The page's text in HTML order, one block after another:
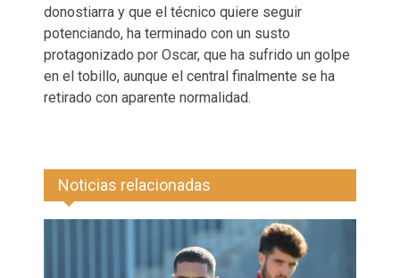
donostiarra y que el técnico quiere seguir
potenciando, ha terminado con un susto
protagonizado por Oscar, que ha sufrido un golpe
en el tobillo, aunque el central finalmente se ha
retirado con aparente normalidad.
Noticias relacionadas